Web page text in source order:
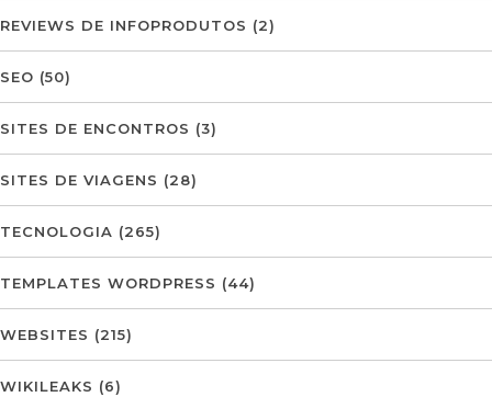
REVIEWS DE INFOPRODUTOS (2)
SEO (50)
SITES DE ENCONTROS (3)
SITES DE VIAGENS (28)
TECNOLOGIA (265)
TEMPLATES WORDPRESS (44)
WEBSITES (215)
WIKILEAKS (6)